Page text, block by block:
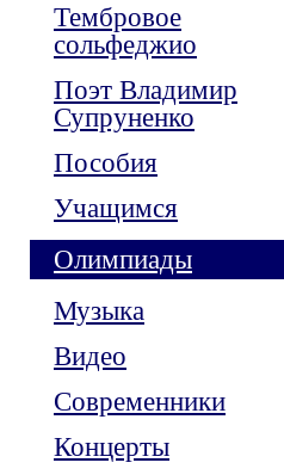
Тембровое
сольфеджио
Поэт Владимир
Супруненко
Пособия
Учащимся
Олимпиады
Музыка
Видео
Современники
Концерты